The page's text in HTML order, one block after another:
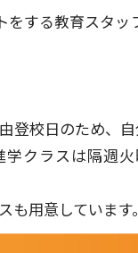
する教育スタッ
校日のため、自
クラスは隔週
用意しています。